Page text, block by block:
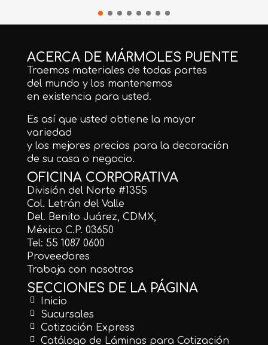
ACERCA DE MÁRMOLES PUENTE
Traemos materiales de todas partes
del mundo y los mantenemos
en existencia para usted.
Es así que usted obtiene la mayor
variedad
y los mejores precios para la decoración
de su casa o negocio.
OFICINA CORPORATIVA
División del Norte #1355
Col. Letrán del Valle
Del. Benito Juárez, CDMX,
México C.P. 03650
Tel: 55 1087 0600
Proveedores
Trabaja con nosotros
SECCIONES DE LA PÁGINA
Inicio
Sucursales
Cotización Express
Catálogo de Láminas para Cotización